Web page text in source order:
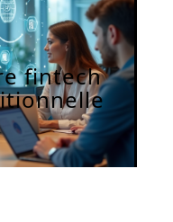
fintech